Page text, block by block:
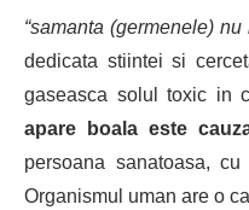
“samanta (germenele) nu
dedicata stiintei si
gaseasca solul toxic in
apare boala este
persoana sanatoasa,
Organismul uman are o